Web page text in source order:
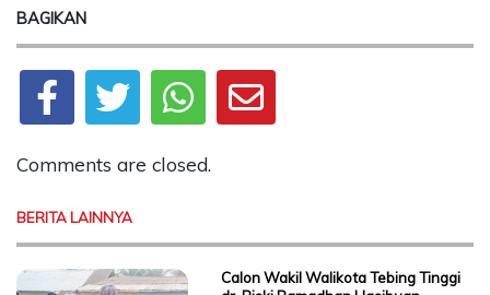
BAGIKAN
Comments are closed.
BERITA LAINNYA
Calon Wakil Walikota Tebing Tinggi